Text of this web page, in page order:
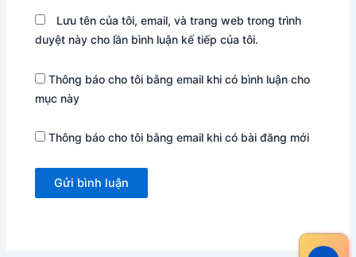
Lưu tên của tôi, email, và trang web trong trình
duyệt này cho lần bình luận kế tiếp của tôi.
Thông báo cho tôi bằng email khi có bình luận cho
mục này
Thông báo cho tôi bằng email khi có bài đăng mới